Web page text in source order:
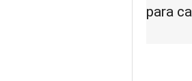
para